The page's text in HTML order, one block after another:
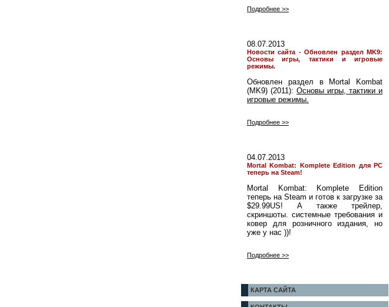
Подробнее >>
08.07.2013
Новости сайта - Обновлен раздел MK9:
Основы игры, тактики и игровые
режимы.
Обновлен раздел в Mortal Kombat
(MK9) (2011): Основы игры, тактики и
игровые режимы.
Подробнее >>
04.07.2013
Mortal Kombat: Komplete Edition для PC
теперь на Steam!
Mortal Kombat: Komplete Edition
теперь на Steam и готов к загрузке за
$29.99US! А также трейлер,
скриншоты. системные требования и
ковер для розничного издания, но
уже у нас ))!
Подробнее >>
КАРТА САЙТА